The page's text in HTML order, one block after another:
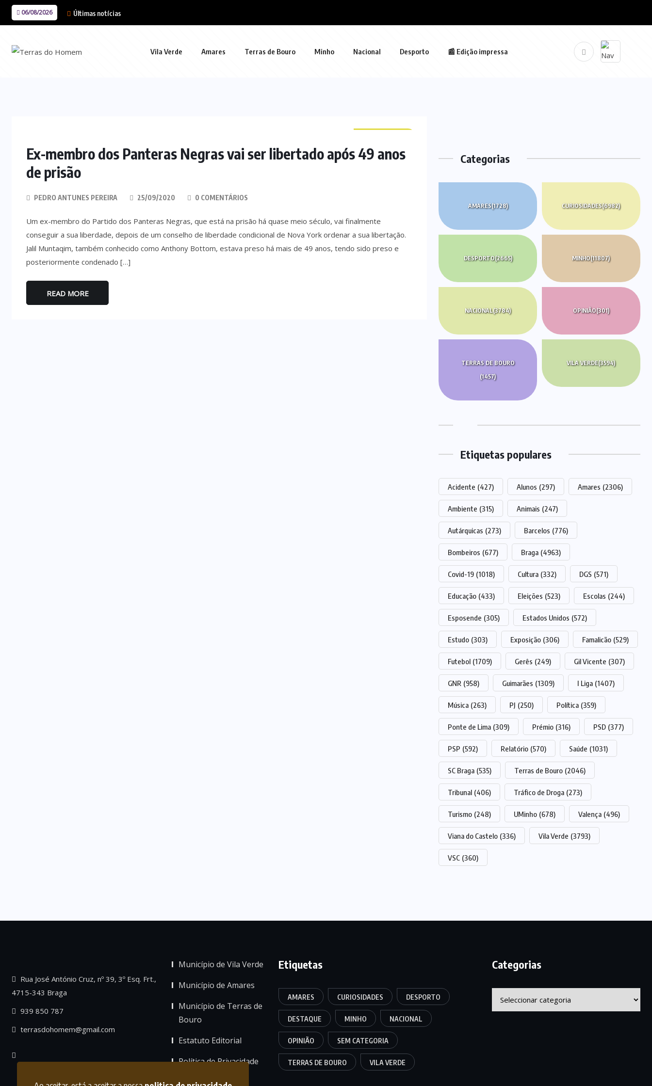
06/08/2026 Últimas notícias
Vila Verde Amares Terras de Bouro Minho Nacional Desporto 📰 Edição impressa
Ex-membro dos Panteras Negras vai ser libertado após 49 anos
de prisão
PEDRO ANTUNES PEREIRA 25/09/2020 0 COMENTÁRIOS
Um ex-membro do Partido dos Panteras Negras, que está na prisão há quase meio século, vai finalmente
conseguir a sua liberdade, depois de um conselho de liberdade condicional de Nova York ordenar a sua libertação.
Jalil Muntaqim, também conhecido como Anthony Bottom, estava preso há mais de 49 anos, tendo sido preso e
posteriormente condenado […]
READ MORE
Categorias
AMARES(1728) CURIOSIDADES(6982)
DESPORTO(2665) MINHO(11807)
NACIONAL(3784) OPINIÃO(301)
TERRAS DE BOURO
(1457)
VILA VERDE(3594)
Etiquetas populares
Acidente (427) Alunos (297) Amares (2306)
Ambiente (315) Animais (247)
Autárquicas (273) Barcelos (776)
Bombeiros (677) Braga (4963)
Covid-19 (1018) Cultura (332) DGS (571)
Educação (433) Eleições (523) Escolas (244)
Esposende (305) Estados Unidos (572)
Estudo (303) Exposição (306) Famalicão (529)
Futebol (1709) Gerês (249) Gil Vicente (307)
GNR (958) Guimarães (1309) I Liga (1407)
Música (263) PJ (250) Política (359)
Ponte de Lima (309) Prémio (316) PSD (377)
PSP (592) Relatório (570) Saúde (1031)
SC Braga (535) Terras de Bouro (2046)
Tribunal (406) Tráfico de Droga (273)
Turismo (248) UMinho (678) Valença (496)
Viana do Castelo (336) Vila Verde (3793)
VSC (360)
Rua José António Cruz, nº 39, 3º Esq. Frt.,
4715-343 Braga
939 850 787
terrasdohomem@gmail.com
Município de Vila Verde
Município de Amares
Município de Terras de
Bouro
Estatuto Editorial
Política de Privacidade
Etiquetas
AMARES CURIOSIDADES DESPORTO
DESTAQUE MINHO NACIONAL
OPINIÃO SEM CATEGORIA
TERRAS DE BOURO VILA VERDE
Categorias